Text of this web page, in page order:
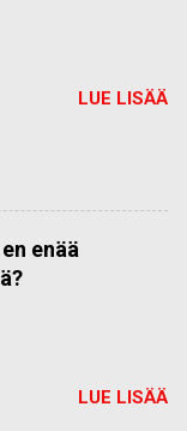
LUE LISÄÄ
enää
LUE LISÄÄ